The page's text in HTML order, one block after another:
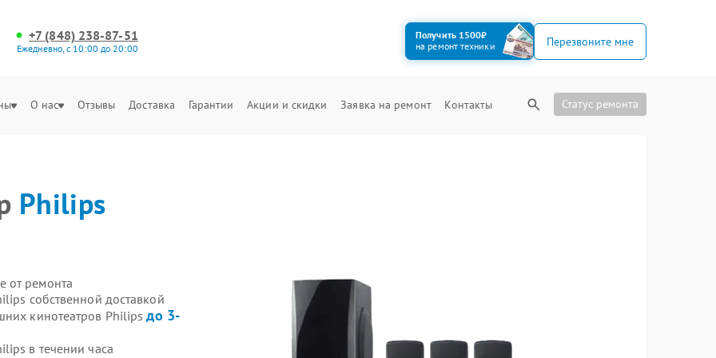
+7 (848) 238-87-51
Ежедневно, с 10:00 до 20:00
Получить 1500₽
на ремонт техники
Перезвоните мне
О нас Отзывы Доставка Гарантии Акции и скидки Заявка на ремонт Контакты Статус ремонта
Philips
от ремонта
собственной доставкой
кинотеатров Philipsдо 3-
в течении часа